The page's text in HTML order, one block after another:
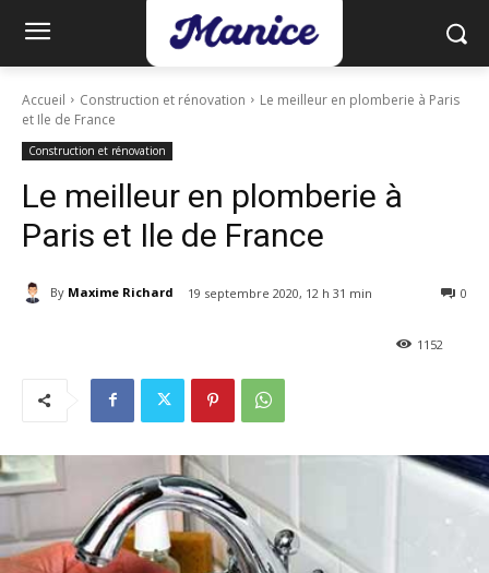
Accueil Construction et rénovation
Le meilleur en plomberie à Paris
et Ile de France
Construction et rénovation
Le meilleur en plomberie à
Paris et Ile de France
By Maxime Richard 19 septembre 2020, 12 h 31 min 0
1152